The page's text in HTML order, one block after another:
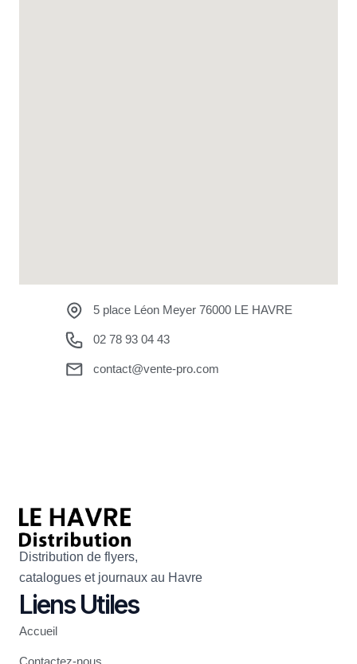
5 place Léon Meyer 76000 LE HAVRE
02 78 93 04 43
contact@vente-pro.com
Distribution de flyers,
catalogues et journaux au Havre
Liens Utiles
Accueil
Contactez-nous